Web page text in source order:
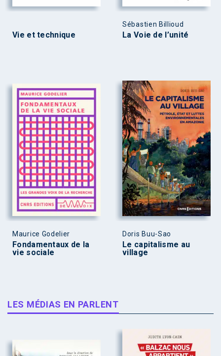
Vie et technique
Sébastien Billioud
La Voie de l’unité
Maurice Godelier
Fondamentaux de la
vie sociale
Doris Buu-Sao
Le capitalisme au
village
LES MÉDIAS EN PARLENT